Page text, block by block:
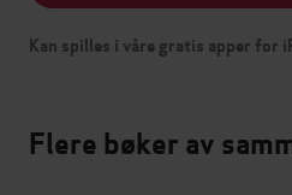
Kan spilles i våre gratis apper for
Flere bøker av